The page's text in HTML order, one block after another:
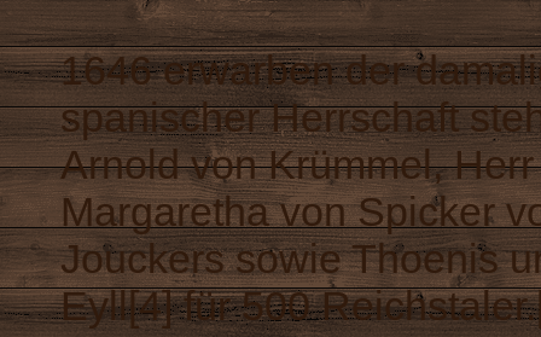
1646 erwarben der
spanischer Herrschaft
Arnold von Krümmel,
Margaretha von Spicker
Jouckers sowie Thoenis
Eyll[4] für 500